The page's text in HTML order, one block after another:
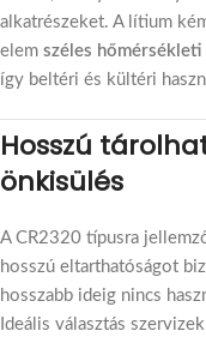
alkatrészeket. A lítium
elem széles
így beltéri és kültéri
Hosszú
önkisülés
A CR2320 típusra
hosszú eltarthatóságot
hosszabb ideig nincs
Ideális választás